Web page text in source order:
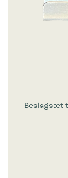
Beslagsæt